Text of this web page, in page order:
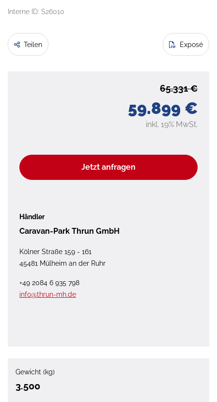
Interne ID: S26010
Teilen Exposé
59.899 €
65.331 €
inkl. 19% MwSt.
Jetzt anfragen
Händler
Caravan-Park Thrun GmbH
Kölner Straße 159 - 161
45481 Mülheim an der Ruhr
+49 2084 6 935 798
info@thrun-mh.de
Gewicht (kg)
3.500